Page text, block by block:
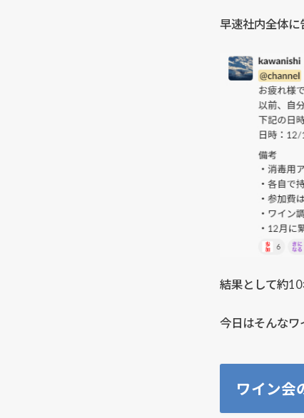
早速社内全体に
結果として約10
今日はそんなワ
ワイン会